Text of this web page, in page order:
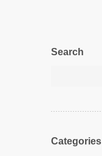
Search
Categories